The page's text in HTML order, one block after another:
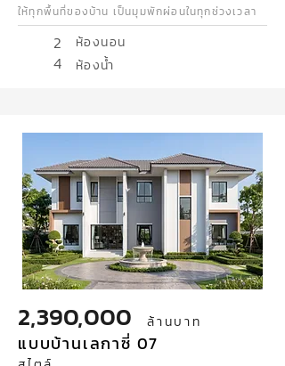
ให้ทุกพื้นที่ของบ้าน เป็นมุมพักผ่อนในทุกช่วงเวลา
2 ห้องนอน
4 ห้องน้ำ
2,390,000 ล้านบาท
แบบบ้านเลกาซี่ 07